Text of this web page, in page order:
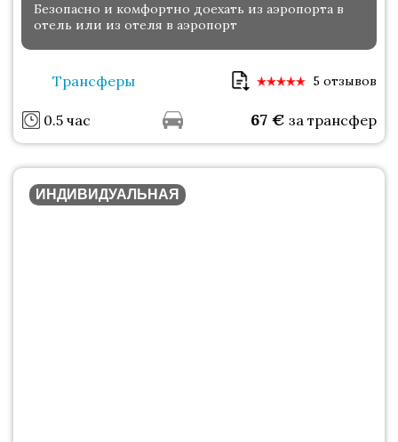
Безопасно и комфортно доехать из аэропорта в
отель или из отеля в аэропорт
Трансферы 5 отзывов
0.5 час 67 € за трансфер
ИНДИВИДУАЛЬНАЯ